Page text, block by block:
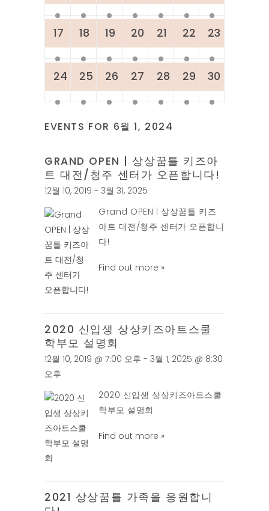
17 18 19 20 21 22 23
24 25 26 27 28 29 30
EVENTS FOR 6월 1, 2024
GRAND OPEN | 상상꿈틀 키즈아
트 대전/청주 센터가 오픈합니다!
12월 10, 2019 - 3월 31, 2025
Grand OPEN | 상상꿈틀 키즈
아트 대전/청주 센터가 오픈합니
다!
Find out more »
2020 신입생 상상키즈아트스쿨
학부모 설명회
12월 10, 2019 @ 7:00 오후 - 3월 1, 2025 @ 8:30
오후
2020 신입생 상상키즈아트스쿨
학부모 설명회
Find out more »
2021 상상꿈틀 가족을 응원합니